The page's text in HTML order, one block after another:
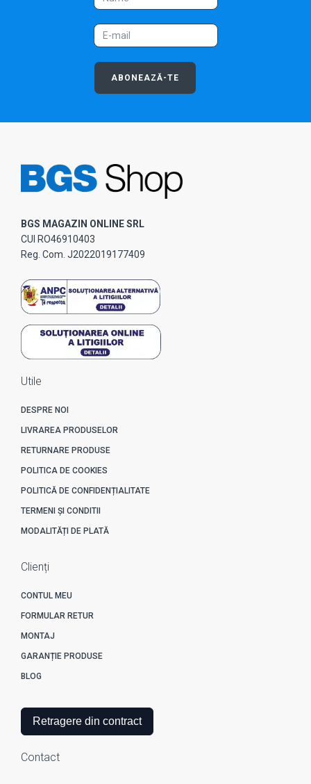
ABONEAZĂ-TE
BGS MAGAZIN ONLINE SRL
CUI RO46910403
Reg. Com. J2022019177409
Utile
DESPRE NOI
LIVRAREA PRODUSELOR
RETURNARE PRODUSE
POLITICA DE COOKIES
POLITICĂ DE CONFIDENȚIALITATE
TERMENI ȘI CONDITII
MODALITĂȚI DE PLATĂ
Clienți
CONTUL MEU
FORMULAR RETUR
MONTAJ
GARANȚIE PRODUSE
BLOG
Retragere din contract
Contact